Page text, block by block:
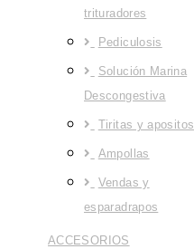
trituradores
Pediculosis
Solución Marina
Descongestiva
Tiritas y apositos
Ampollas
Vendas y
esparadrapos
ACCESORIOS